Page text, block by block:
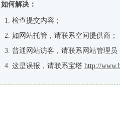
如何解决：
检查提交内容；
如网站托管，请联系空间提供商；
普通网站访客，请联系网站管理员
这是误报，请联系宝塔 http://